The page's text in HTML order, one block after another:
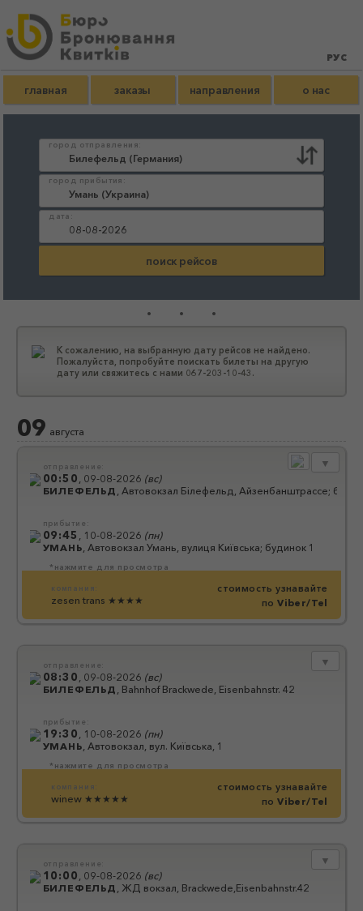
главная заказы направления о нас
город отправления:
город прибытия:
дата:
...
К сожалению, на выбранную дату рейсов не найдено.
Пожалуйста, попробуйте поискать билеты на другую
дату или свяжитесь с нами 067-203-10-43.
09 августа
▼
*нажмите для просмотра
отправление:
00:50 09-08-2026 (вс)
БИЛЕФЕЛЬД Автовокзал Білефельд, Айзенбанштрассе;
прибытие:
09:45 10-08-2026 (пн)
УМАНЬ Автовокзал Умань, вулиця Київська; будинок 1
компания:
zesen trans ★★★★
стоимость узнавайте
поViber/Tel
▼
*нажмите для просмотра
отправление:
08:30 09-08-2026 (вс)
БИЛЕФЕЛЬД Bahnhof Brackwede, Eisenbahnstr. 42
прибытие:
19:30 10-08-2026 (пн)
УМАНЬ Автовокзал, вул. Київська, 1
компания:
winew ★★★★★
стоимость узнавайте
поViber/Tel
▼
отправление:
10:00 09-08-2026 (вс)
БИЛЕФЕЛЬД ЖД вокзал, Brackwede,Eisenbahnstr.42